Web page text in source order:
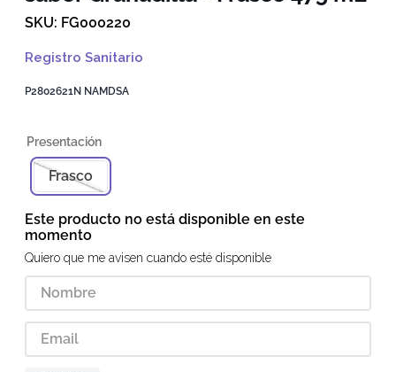
FG000220
Registro Sanitario
P2802621N NAMDSA
Frasco
Este producto no está disponible en este
momento
Quiero que me avisen cuando esté disponible